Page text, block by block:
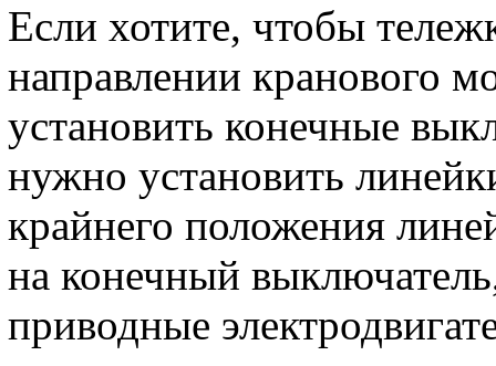
Если хотите, чтобы
направлении кранового
установить конечные
нужно установить
крайнего положения
на конечный
приводные